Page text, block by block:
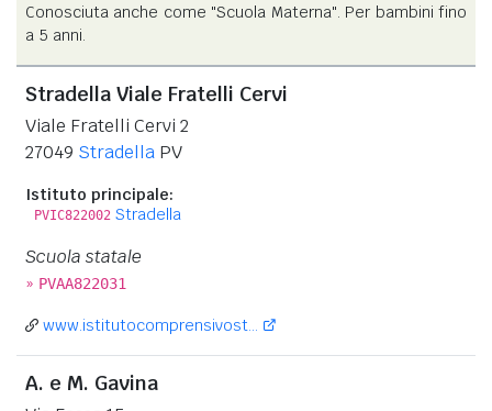
Conosciuta anche come "Scuola Materna". Per bambini fino
a 5 anni.
Stradella Viale Fratelli Cervi
Viale Fratelli Cervi 2
27049 Stradella PV
Istituto principale:
PVIC822002 Stradella
Scuola statale
» PVAA822031
www.istitutocomprensivost...
A. e M. Gavina